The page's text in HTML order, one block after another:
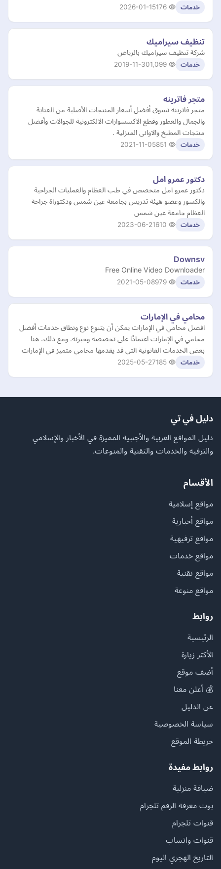
خدمات 2026-01-15
تنظيف سيراميك
شركة تنظيف سيراميك بالرياض
خدمات 2019-11-30
متجر فاترينه
متجر فاترينه تسوق أفضل أسعار المنتجات الأصلية من العناية
والجمال والعطور وقطع الاكسسوارات الالكترونية للجوالات وأفضل
منتجات المطبخ والاوانى المنزلية .
خدمات 2021-11-05
دكتور عمرو امل
دكتور عمرو امل متخصص في طب العظام والعمليات الجراحية
والكسور وعضو هيئة تدريس بجامعة عين شمس ودكتوراة جراحة
العظام جامعة عين شمس
خدمات 2023-06-21
Downsv
Free Online Video Downloader
خدمات 2021-05-08
محامي في الإمارات
افضل محامي في الإمارات يمكن أن يتنوع نوع ونطاق خدمات أفضل
محامي في الإمارات اعتمادًا على تخصصه وخبرته. ومع ذلك، هنا
بعض الخدمات القانونية التي قد يقدمها محامي متميز في الإمارات
خدمات 2025-05-27
دليل في تي
دليل المواقع العربية والأجنبية المميزة في الأخبار والإسلامي
والترفيه والخدمات والتقنية والمنوعات.
الأقسام
مواقع إسلامية
مواقع أخبارية
مواقع ترفيهية
مواقع خدمات
مواقع تقنية
مواقع منوعة
روابط
الرئيسية
الأكثر زيارة
أضف موقع
💰 أعلن معنا
عن الدليل
سياسة الخصوصية
خريطة الموقع
روابط مفيدة
ضيافة منزلية
بوت معرفة الرقم تلجرام
قنوات تلجرام
قنوات واتساب
التاريخ الهجري اليوم